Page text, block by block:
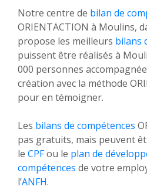
Notre centre de bilan de
ORIENTACTION à Moulins,
propose les meilleurs bilans
puissent être réalisés à
000 personnes
création avec la méthode
pour en témoigner.
Les bilans de compétences
pas gratuits, mais peuvent
le CPFou le plan de
compétences de votre
l’ANFH.